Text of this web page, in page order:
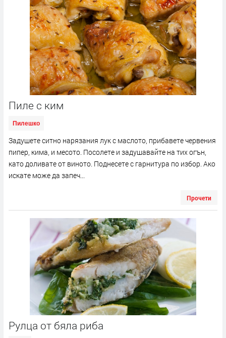
Пиле с ким
Пилешко
Задушете ситно нарязания лук с маслото, прибавете червения
пипер, кима, и месото. Посолете и задушавайте на тих огън,
като доливате от виното. Поднесете с гарнитура по избор. Ако
искате може да запеч...
Прочети
Рулца от бяла риба